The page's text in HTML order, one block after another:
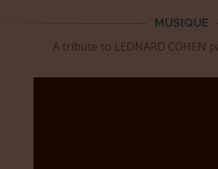
MUSIQUE
A tribute to LEONARD COHEN